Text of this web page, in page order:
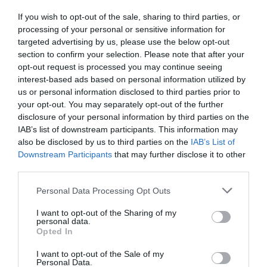
If you wish to opt-out of the sale, sharing to third parties, or
processing of your personal or sensitive information for
targeted advertising by us, please use the below opt-out
section to confirm your selection. Please note that after your
opt-out request is processed you may continue seeing
interest-based ads based on personal information utilized by
us or personal information disclosed to third parties prior to
your opt-out. You may separately opt-out of the further
disclosure of your personal information by third parties on the
IAB’s list of downstream participants. This information may
also be disclosed by us to third parties on the IAB’s List of
Downstream Participants that may further disclose it to other
Personal Data Processing Opt Outs
I want to opt-out of the Sharing of my
personal data.
Opted In
I want to opt-out of the Sale of my
Personal Data.
των οποίων η ατζέντα τους δεν του είναι αρεστή.
Το χρονικό της αποπομπής
Για να φτάσουμε στο σημείο της ματαίωσης των
γυρισμάτων και προβολών του «Jimmy Kimmel Live!»
υπήρξε μια αλληλουχία γεγονότων.
Όλα άρχισαν από μια δήλωση του προέδρου της
Ομοσπονδιακής Επιτροπής Επικοινωνιών(FCC),
Μπρένταν Καρπου κατά τη διάρκεια συμμετοχής του
θυγατρικών του ABC, με αφορμή τη στάση του Κίμελ.
Όπως είπε, αυτό